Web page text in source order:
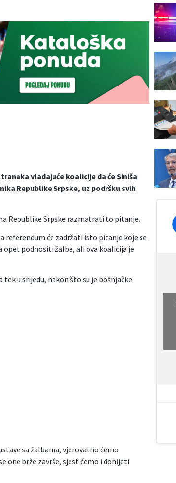
vladajuće koalicije da će Siniša
Republike Srpske, uz podršku svih
Republike Srpske razmatrati to pitanje.
referendum će zadržati isto pitanje koje se
opet podnositi žalbe, ali ova koalicija je
tek u srijedu, nakon što su je bošnjačke
sa žalbama, vjerovatno ćemo
one brže završe, sjest ćemo i donijeti